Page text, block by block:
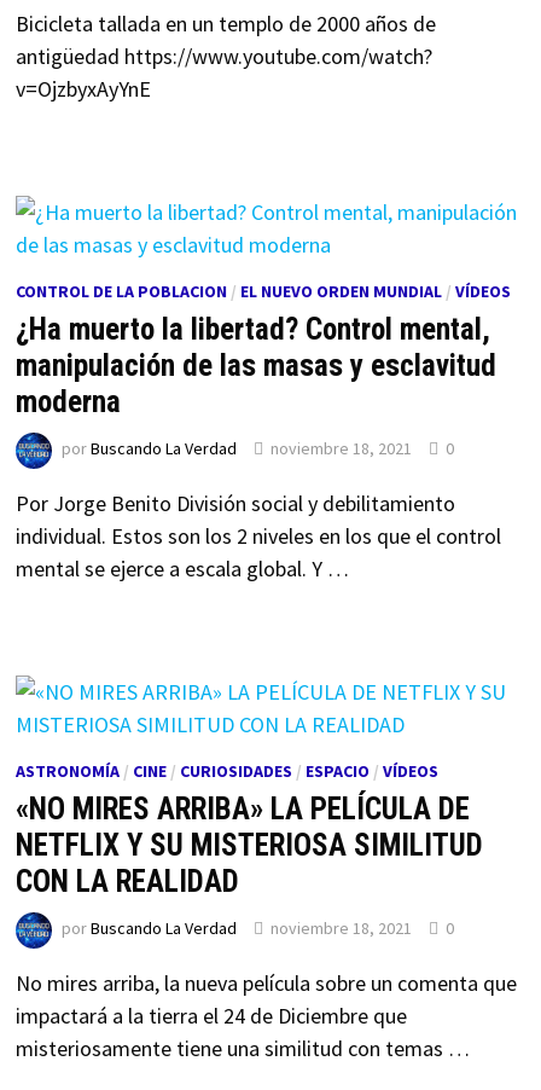
Bicicleta tallada en un templo de 2000 años de
antigüedad https://www.youtube.com/watch?
v=OjzbyxAyYnE
CONTROL DE LA POBLACION/ EL NUEVO ORDEN MUNDIAL/ VÍDEOS
¿Ha muerto la libertad? Control mental,
manipulación de las masas y esclavitud
moderna
porBuscando La Verdad noviembre 18, 2021 0
Por Jorge Benito División social y debilitamiento
individual. Estos son los 2 niveles en los que el control
mental se ejerce a escala global. Y …
ASTRONOMÍA/ CINE/ CURIOSIDADES / ESPACIO / VÍDEOS
«NO MIRES ARRIBA» LA PELÍCULA DE
NETFLIX Y SU MISTERIOSA SIMILITUD
CON LA REALIDAD
porBuscando La Verdad noviembre 18, 2021 0
No mires arriba, la nueva película sobre un comenta que
impactará a la tierra el 24 de Diciembre que
misteriosamente tiene una similitud con temas …